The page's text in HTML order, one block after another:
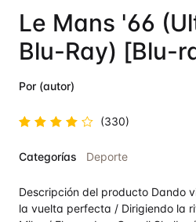
Le Mans '66
Blu-Ray) [Blu-
Por (autor)
en4.8de
(330)
Categorías Deporte
Descripción del producto Dando
la vuelta perfecta / Dirigiendo la